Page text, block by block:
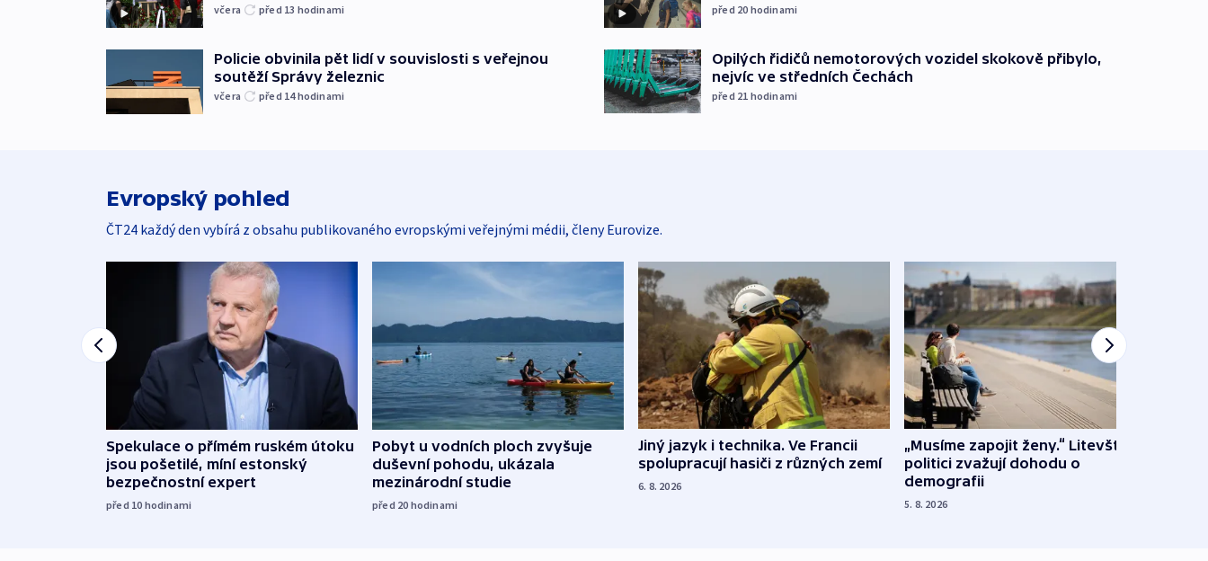
včera před 13 hodinami
Policie obvinila pět lidí v souvislosti s veřejnou
soutěží Správy železnic
včera před 14hodinami
před 20 hodinami
Opilých řidičů nemotorových vozidel skokově přibylo,
nejvíc ve středních Čechách
před 21 hodinami
Evropský pohled
ČT24 každý den vybírá z obsahu publikovaného evropskými veřejnými médii, členy Eurovize.
Spekulace o přímém ruském útoku
jsou pošetilé, míní estonský
bezpečnostní expert
před 10 hodinami
Pobyt u vodních ploch zvyšuje
duševní pohodu, ukázala
mezinárodní studie
před 20 hodinami
Jiný jazyk i technika. Ve Francii
spolupracují hasiči z různých zemí
6. 8. 2026
„Musíme zapojit ženy.“ Litevští
politici zvažují dohodu o
demografii
5. 8. 2026